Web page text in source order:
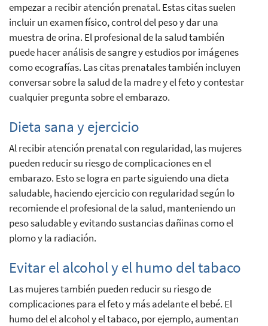
empezar a recibir atención prenatal. Estas citas suelen
incluir un examen físico, control del peso y dar una
muestra de orina. El profesional de la salud también
puede hacer análisis de sangre y estudios por imágenes
como ecografías. Las citas prenatales también incluyen
conversar sobre la salud de la madre y el feto y contestar
cualquier pregunta sobre el embarazo.
Dieta sana y ejercicio
Al recibir atención prenatal con regularidad, las mujeres
pueden reducir su riesgo de complicaciones en el
embarazo. Esto se logra en parte siguiendo una dieta
saludable, haciendo ejercicio con regularidad según lo
recomiende el profesional de la salud, manteniendo un
peso saludable y evitando sustancias dañinas como el
plomo y la radiación.
Evitar el alcohol y el humo del tabaco
Las mujeres también pueden reducir su riesgo de
complicaciones para el feto y más adelante el bebé. El
humo del el alcohol y el tabaco, por ejemplo, aumentan